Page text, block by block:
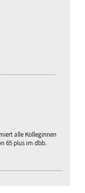
alle Kolleginnen
65 plus im dbb.